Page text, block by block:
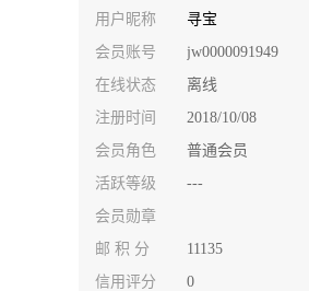
用户昵称
寻宝
会员账号
jw0000091949
在线状态
离线
注册时间
2018/10/08
会员角色
普通会员
活跃等级
---
会员勋章
邮 积 分
11135
信用评分
0